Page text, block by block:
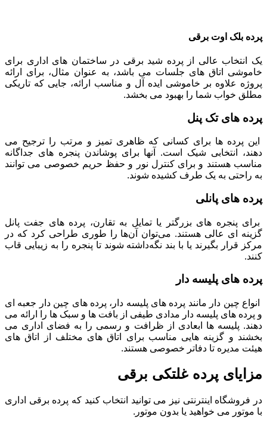
پرده بلک اوت برقی
یک انتخاب عالی از پرده شید برقی در ساختمان های اداری برای
خاموشی اتاق های جلسات می باشد، به عنوان مثال، برای ارائه
پروژه علاوه بر خاموشی ایده آل و مناسب ارائه، جایی که تاریکی
مطلق خواب شما را بهبود می بخشد.
پرده های تک پنل
این پرده ها برای کسانی که ظاهری تمیز و مرتب را ترجیح می
دهند، انتخابی شیک است. آنها برای پوشاندن پنجره های جداگانه
مناسب هستند و برای کنترل نور و حفظ حریم خصوصی می توانند
به راحتی به یک طرف کشیده شوند.
پرده های پانلی
برای پنجره های بزرگتر یا تمایل به تقارن، پرده های جفت پانل
گزینه ای عالی هستند. می‌توان آن‌ها را طوری طراحی کرد که در
مرکز قرار بگیرند یا با بند نگه‌داشته شوند تا پنجره را به زیبایی قاب
کنند.
پرده های پلیسه دار
انواع چین دار مانند پرده های پلیسه دار، پرده های چین دار جعبه ای
و پرده های پلیسه دار مدادی طیفی از بافت ها و سبک ها را ارائه می
دهند. پلیسه ها ابعادی از ظرافت و رسمی را به فضای اداری می
بخشند و گزینه هایی مناسب برای اتاق های مختلف از اتاق های
هیئت مدیره تا دفاتر خصوصی هستند.
مزایای پرده غلتکی برقی
در فروشگاه اینترنتی نیز می توانید انتخاب کنید که پرده برقی اداری
با موتور می خواهید یا بدون موتور.